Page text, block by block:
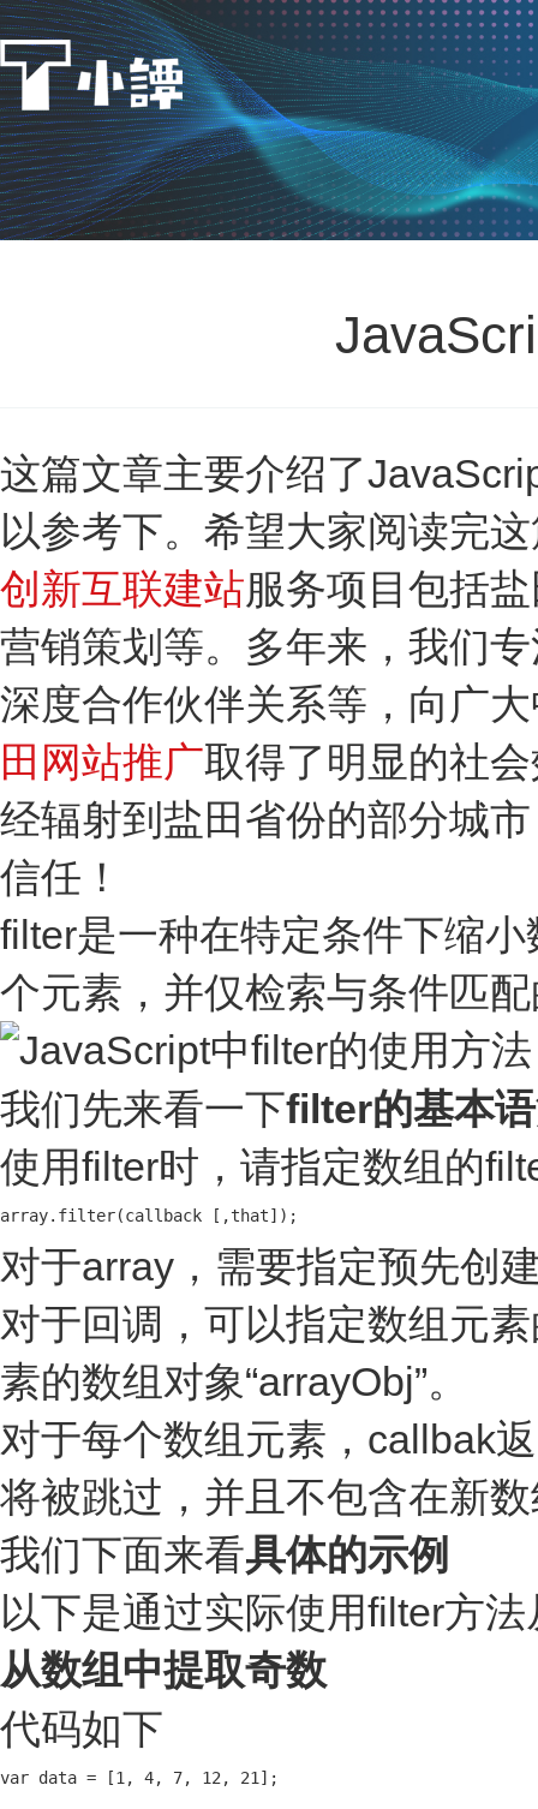
这篇文章主要介绍了
以参考下。希望大家阅读完
创新互联建站服务项目包括
营销策划等。多年来，我们
深度合作伙伴关系等，向广
田网站推广取得了明显的社
经辐射到盐田省份的部分城
信任！
filter是一种在特定条件下缩
个元素，并仅检索与条件匹
我们先来看一下filter的基本
使用filter时，请指定数组的
array.filter(callback [,that]);
对于array，需要指定预先创
对于回调，可以指定数组元
素的数组对象“arrayObj”。
对于每个数组元素，callbak
将被跳过，并且不包含在新
我们下面来看具体的示例
以下是通过实际使用filter方
从数组中提取奇数
代码如下
var data = [1, 4, 7, 12, 21];